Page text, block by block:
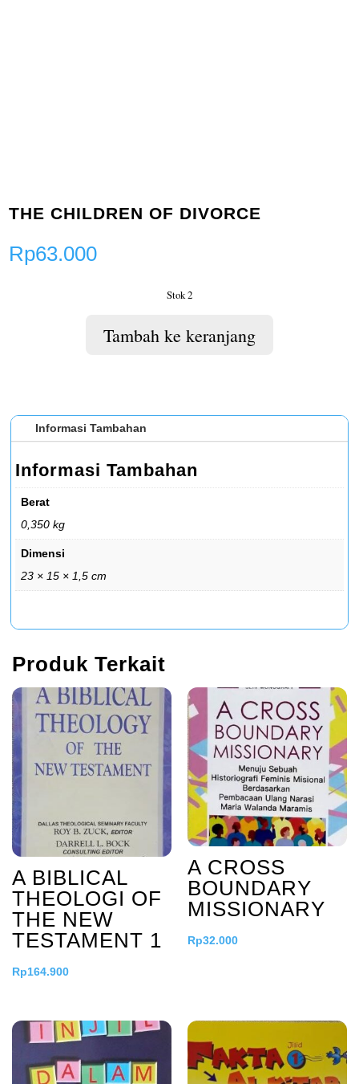
THE CHILDREN OF DIVORCE
Rp63.000
Stok 2
Tambah ke keranjang
Informasi Tambahan
Informasi Tambahan
Berat
0,350 kg
Dimensi
23 × 15 × 1,5 cm
Produk Terkait
A BIBLICAL
THEOLOGI OF
THE NEW
TESTAMENT 1
Rp164.900
A CROSS
BOUNDARY
MISSIONARY
Rp32.000